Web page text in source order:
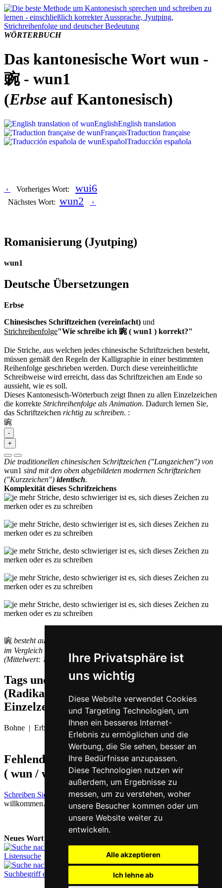
Ihre Privatsphäre ist
uns wichtig
Diese Website verwendet Cookies
und Targeting Technologien, um
Ihnen ein besseres Internet-
Erlebnis zu ermöglichen und die
Werbung, die Sie sehen, besser an
Ihre Bedürfnisse anzupassen.
Diese Technologien nutzen wir
außerdem, um Ergebnisse zu
messen, um zu verstehen, woher
unsere Besucher kommen oder um
unsere Website weiter zu
entwickeln.
Alle akzeptieren
Ich lehne ab
WÖRTERBUCH
Das kantonesische Wort wun -
豌 - wun1
(Erbse auf Kantonesisch)
EnglishEnglish translation
FrançaisTraduction française
EspañolTraducción española
‹ Vorheriges Wort: wui6
Nächstes Wort: wun2 ›
Romanisierung (Jyutping)
wun1
Deutsche Übersetzungen
Erbse
Chinesisches Schriftzeichen (vereinfacht) und
Strichreihenfolge"Wie schreibe ich 豌 ( wun1 ) korrekt?"
Die Striche, aus welchen jedes chinesische Schriftzeichen besteht,
müssen gemäß den Regeln der Kalligraphie in einer bestimmten
Reihenfolge geschrieben werden. Durch diese vereinheitlichte
Schreibweise wird erreicht, dass das Schriftzeichen am Ende so
aussieht, wie es soll.
Dieses Kantonesisch-Wörterbuch zeigt Ihnen zu allen Einzelzeichen
die korrekte Strichreihenfolge als Animation. Dadurch lernen Sie,
das Schriftzeichen richtig zu schreiben. :
豌
-
+
Die traditionellen chinesischen Schriftzeichen ("Langzeichen") von
wun1 sind mit den oben abgebildeten modernen Schriftzeichen
("Kurzzeichen") identisch.
Komplexität dieses Schrifzeichens
豌 besteht aus 15
im Vergleich mit den anderen vereinfachten Schriftzeichen
(Mittelwert: 13,1 Striche).
Tags und Zusatzinformationen
(Radikale, Bedeutungen von
Einzelzeichen, Komposita etc.)
Bohne | Erbse
Fehlende oder falsche Übersetzung für
( wun / wun1 )melden
Schreiben Sie uns!
Ihr Feedback und konstruktive Kritik sind stets
willkommen.
Neues Wort nachschlagen:
Listensuche
Suchbegriff eingeben